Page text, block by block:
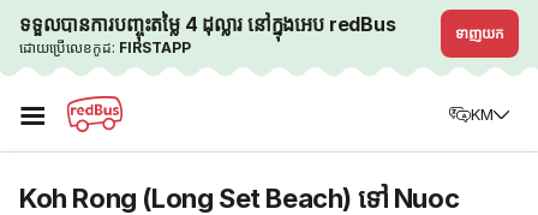
ទទួលបានការបញ្ចុះតម្លៃ 4 ដុល្លារ នៅក្នុងអេប redBus
ដោយប្រើលេខកូដ: FIRSTAPP
ទាញយក
☰ KM
Koh Rong (Long Set Beach) ទៅ Nuoc